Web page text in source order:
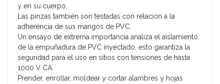
y en su cuerpo.
Las pinzas también son testadas con relación a la
adherencia de sus mangos de PVC.
Un ensayo de extrema importancia analiza el aislamiento
de la empuñadura de PVC inyectado, esto garantiza la
seguridad para el uso en sitios con tensiones de hasta
1000 V CA.
Prender, enrollar, moldear y cortar alambres y hojas